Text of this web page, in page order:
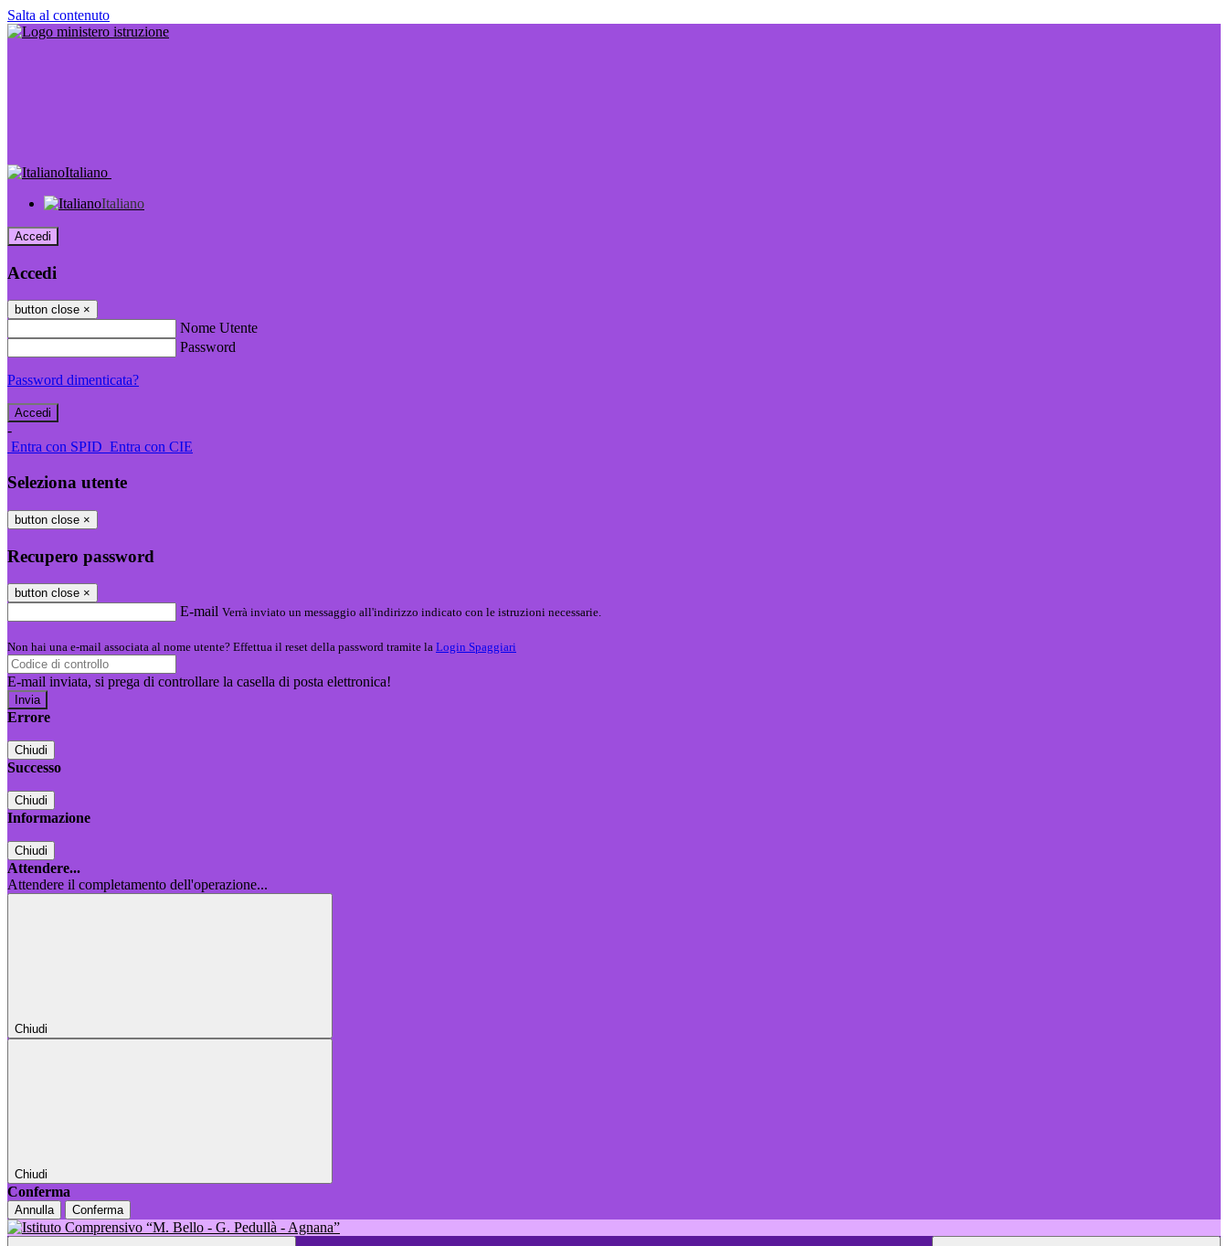
Salta al contenuto
Italiano
Italiano
Accedi
Accedi
button close ×
Nome Utente
Password
Password dimenticata?
-
Entra con SPID Entra con CIE
Seleziona utente
button close ×
Recupero password
button close ×
E-mail Verrà inviato un messaggio all'indirizzo indicato con le istruzioni necessarie.
Non hai una e-mail associata al nome utente? Effettua il reset della password tramite la Login Spaggiari
E-mail inviata, si prega di controllare la casella di posta elettronica!
Errore
Chiudi
Successo
Chiudi
Informazione
Chiudi
Attendere...
Attendere il completamento dell'operazione...
Chiudi
Chiudi
Conferma
Annulla Conferma